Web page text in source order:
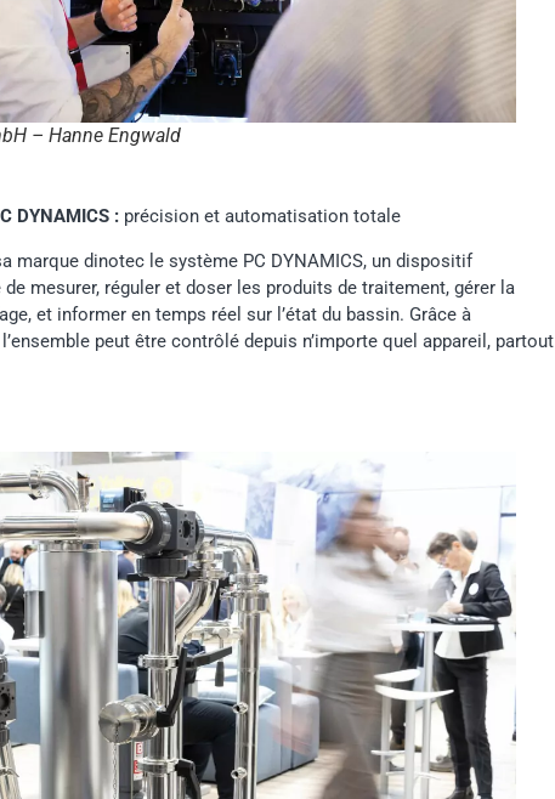
– Hanne Engwald
DYNAMICS : précision et automatisation totale
marque dinotec le système PC DYNAMICS, un dispositif
mesurer, réguler et doser les produits de traitement, gérer la
et informer en temps réel sur l’état du bassin. Grâce à
peut être contrôlé depuis n’importe quel appareil, partout